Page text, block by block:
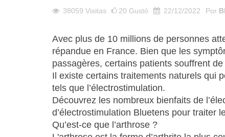
38059 Visitas 20 Gustó 22/12/2022 Por
Avec plus de 10 millions de personnes
répandue en France. Bien que les
passagères, certains patients souffrent
Il existe certains traitements naturels qui
tels que l’électrostimulation.
Découvrez les nombreux bienfaits de
d’électrostimulation Bluetens pour traiter
Qu’est-ce que l’arthrose ?